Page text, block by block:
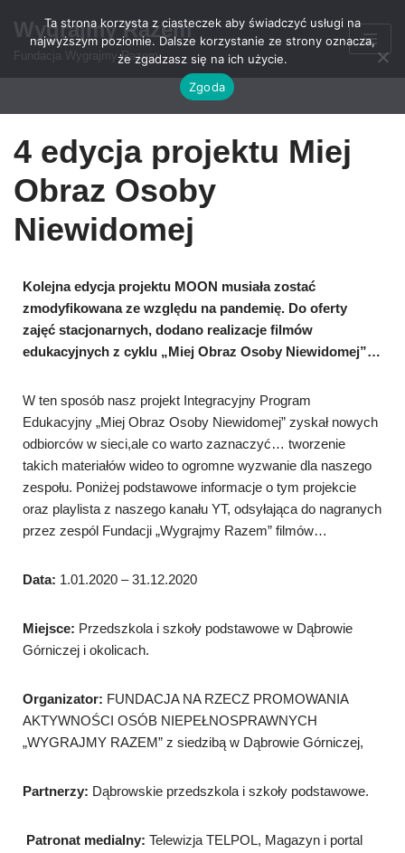
Przejdź
Wygrajmy Razem
Fundacja Wygrajmy Razem
4 edycja projektu Miej
Obraz Osoby
Niewidomej
Kolejna edycja projektu MOON musiała zostać
zmodyfikowana ze względu na pandemię. Do oferty
zajęć stacjonarnych, dodano realizacje filmów
edukacyjnych z cyklu „Miej Obraz Osoby Niewidomej”…
W ten sposób nasz projekt Integracyjny Program
Edukacyjny „Miej Obraz Osoby Niewidomej” zyskał nowych
odbiorców w sieci,ale co warto zaznaczyć… tworzenie
takich materiałów wideo to ogromne wyzwanie dla naszego
zespołu. Poniżej podstawowe informacje o tym projekcie
oraz playlista z naszego kanału YT, odsyłająca do nagranych
przez zespól Fundacji „Wygrajmy Razem” filmów…
Data: 1.01.2020 – 31.12.2020
Miejsce: Przedszkola i szkoły podstawowe w Dąbrowie
Górniczej i okolicach.
Organizator: FUNDACJA NA RZECZ PROMOWANIA
AKTYWNOŚCI OSÓB NIEPEŁNOSPRAWNYCH
„WYGRAJMY RAZEM” z siedzibą w Dąbrowie Górniczej,
Partnerzy: Dąbrowskie przedszkola i szkoły podstawowe.
Patronat medialny: Telewizja TELPOL, Magazyn i portal
Ta strona korzysta z ciasteczek aby świadczyć usługi na
najwyższym poziomie. Dalsze korzystanie ze strony oznacza,
że zgadzasz się na ich użycie.
Zgoda